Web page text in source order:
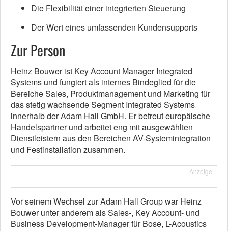
Die Flexibilität einer integrierten Steuerung
Der Wert eines umfassenden Kundensupports
Zur Person
Heinz Bouwer ist Key Account Manager Integrated
Systems und fungiert als internes Bindeglied für die
Bereiche Sales, Produktmanagement und Marketing für
das stetig wachsende Segment Integrated Systems
innerhalb der Adam Hall GmbH. Er betreut europäische
Handelspartner und arbeitet eng mit ausgewählten
Dienstleistern aus den Bereichen AV-Systemintegration
und Festinstallation zusammen.
Anzeige
Vor seinem Wechsel zur Adam Hall Group war Heinz
Bouwer unter anderem als Sales-, Key Account- und
Business Development-Manager für Bose, L-Acoustics